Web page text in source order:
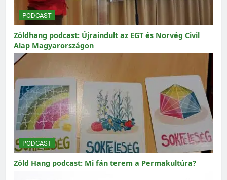
PODCAST
Zöldhang podcast: Újraindult az EGT és Norvég Civil
Alap Magyarországon
PODCAST
Zöld Hang podcast: Mi fán terem a Permakultúra?